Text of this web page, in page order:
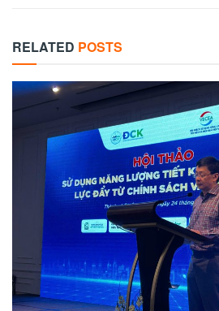
RELATED POSTS